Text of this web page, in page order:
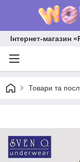
Інтернет-магазин
Товари та